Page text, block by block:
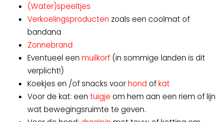
(Water)speeltjes
Verkoelingsproducten zoals een coolmat of
bandana
Zonnebrand
Eventueel een muilkorf (in sommige landen is dit
verplicht!)
Koekjes en /of snacks voorhond ofkat
Voor de kat: een tuigje om hem aan een riem of lijn
wat bewegingsruimte te geven.